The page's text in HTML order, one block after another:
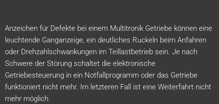
Anzeichen für Defekte bei einem Multitronik Getriebe können eine
leuchtende Ganganzeige, ein deutliches Ruckeln beim Anfahren
oder Drehzahlschwankungen im Teillastbetrieb sein. Je nach
Schwere der Störung schaltet die elektronische
Getriebesteuerung in ein Notfallprogramm oder das Getriebe
funktioniert nicht mehr. Im letzteren Fall ist eine Weiterfahrt nicht
mehr möglich.